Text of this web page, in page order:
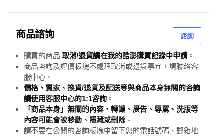
商品諮詢 諮詢
購買的商品 取消/退貨請在我的酷澎購買記錄中申請 。
商品咨詢及評價板塊不處理取消或退貨事宜，請聯絡客
服中心。
價格、賣家、換貨/退貨及配送等與商品本身無關的咨詢
請使用客服中心的1:1咨詢 。
「商品本身」無關的內容、轉讓、廣告、辱罵、洗版等
內容可能會被移動、隱藏或刪除。
請不要在公開的咨詢板塊中留下您的電話號碼、郵箱地